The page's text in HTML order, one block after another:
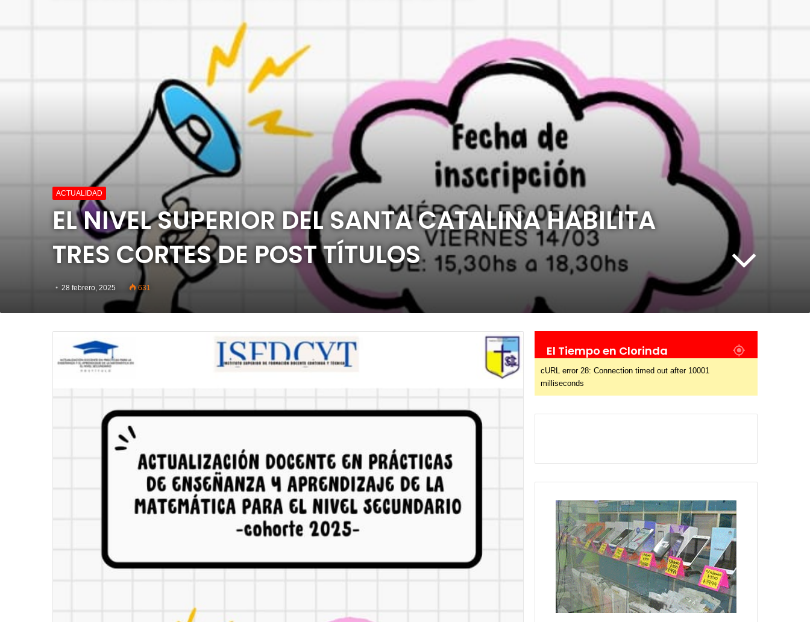
ACTUALIDAD
EL NIVEL SUPERIOR DEL SANTA CATALINA HABILITA
TRES CORTES DE POST TÍTULOS
28 febrero, 2025 631
El Tiempo en Clorinda
cURL error 28: Connection timed out after 10001
milliseconds